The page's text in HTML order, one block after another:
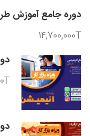
دوره جامع آموزش
14,700,000T